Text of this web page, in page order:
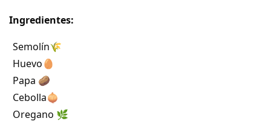
Ingredientes:
Semolín🌾
Huevo🥚
Papa 🥔
Cebolla🧅
Oregano 🌿